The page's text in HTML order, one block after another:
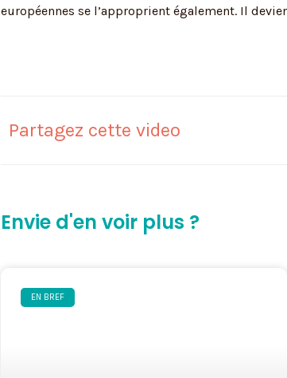
européennes se l’approprient également. Il
Partagez cette video
Envie d'en voir plus ?
EN BREF